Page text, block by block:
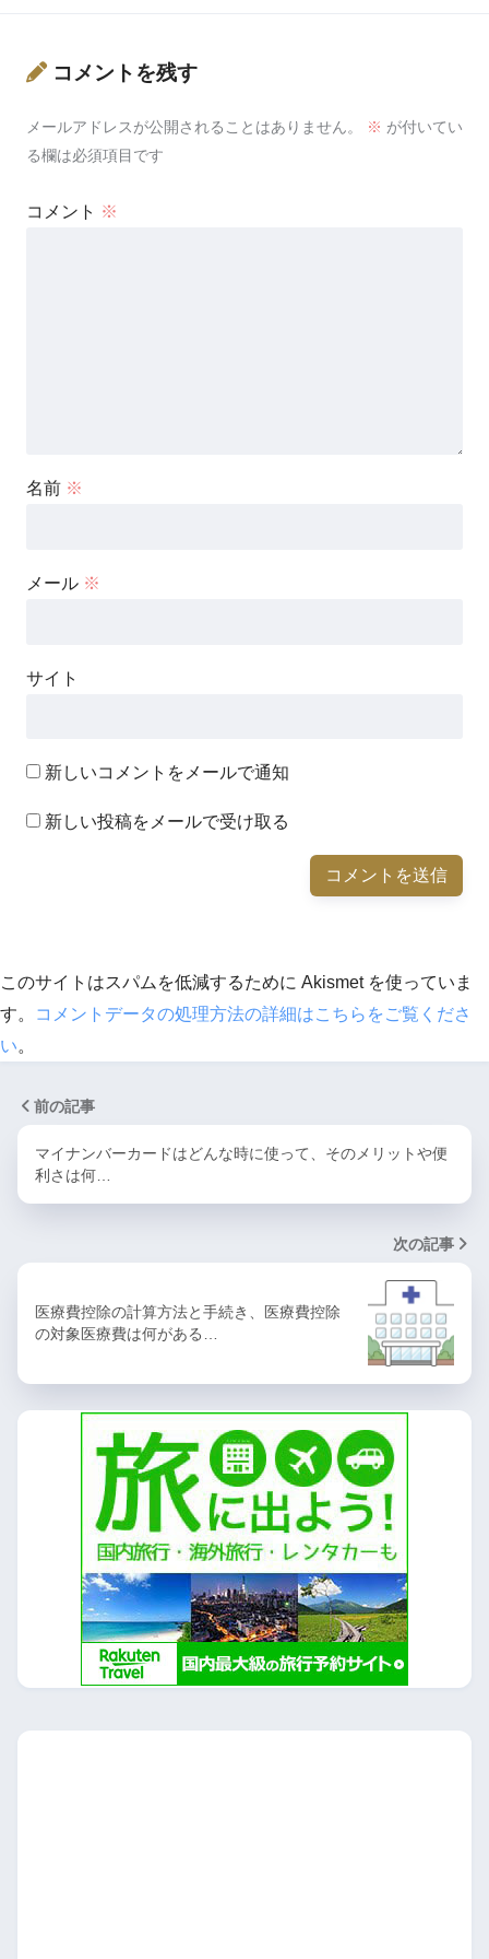
コメントを残す
メールアドレスが公開されることはありません。 ※ が付いてい
る欄は必須項目です
コメント ※
名前 ※
メール ※
サイト
新しいコメントをメールで通知
新しい投稿をメールで受け取る
このサイトはスパムを低減するために Akismet を使っていま
す。
コメントデータの処理方法の詳細はこちらをご覧くださ
い。
前の記事
マイナンバーカードはどんな時に使って、そのメリットや便
利さは何…
次の記事
医療費控除の計算方法と手続き、医療費控除
の対象医療費は何がある…